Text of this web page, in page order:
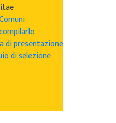
di presentazione
di selezione